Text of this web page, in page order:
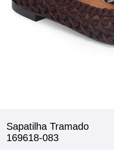
Sapatilha Tramado
169618-083